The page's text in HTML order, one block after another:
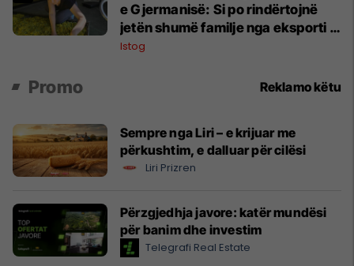
e Gjermanisë: Si po rindërtojnë
jetën shumë familje nga eksporti i
bimëve mjekësore
Istog
Promo Reklamo këtu
Sempre nga Liri – e krijuar me
përkushtim, e dalluar për cilësi
Liri Prizren
Përzgjedhja javore: katër mundësi
për banim dhe investim
Telegrafi Real Estate